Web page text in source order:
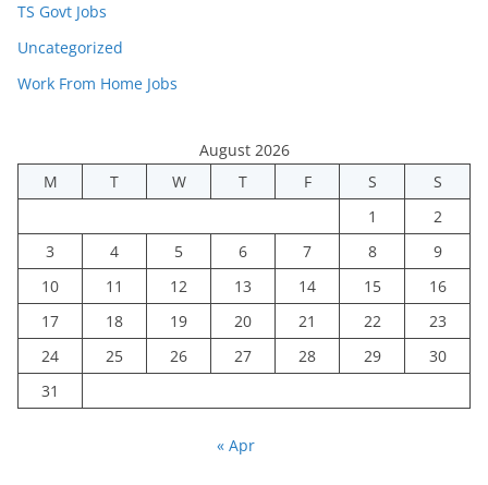
TS Govt Jobs
Uncategorized
Work From Home Jobs
August 2026
M
T W T F S
S
1
2
3
4 5 6 7 8
9
10
11 12 13 14 15
16
17
18 19 20 21 22
23
24
25 26 27 28 29
30
31
« Apr